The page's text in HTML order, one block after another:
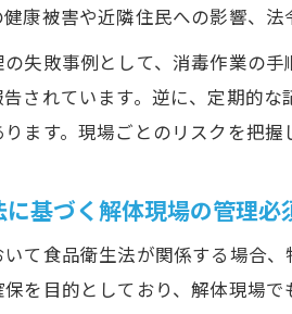
健康被害や近隣住民への影響、法
失敗事例として、消毒作業の
告されています。逆に、定期的
ります。現場ごとのリスクを把
基づく解体現場の管理必
て食品衛生法が関係する場合
を目的としており、解体現場